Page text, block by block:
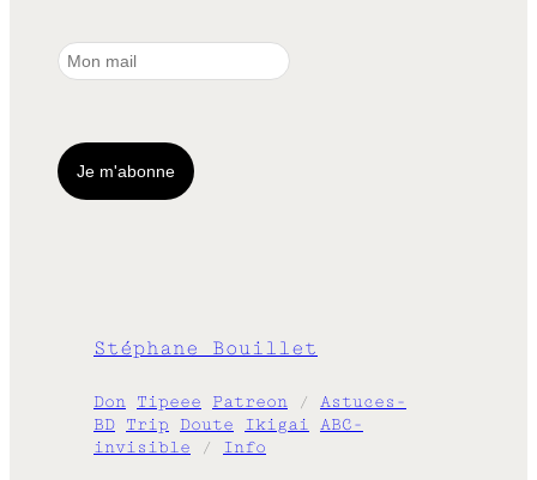
Stéphane Bouillet
Don Tipeee Patreon / Astuces-
BD Trip Doute Ikigai ABC-
invisible / Info